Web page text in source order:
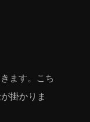
ます。こち
掛かりま